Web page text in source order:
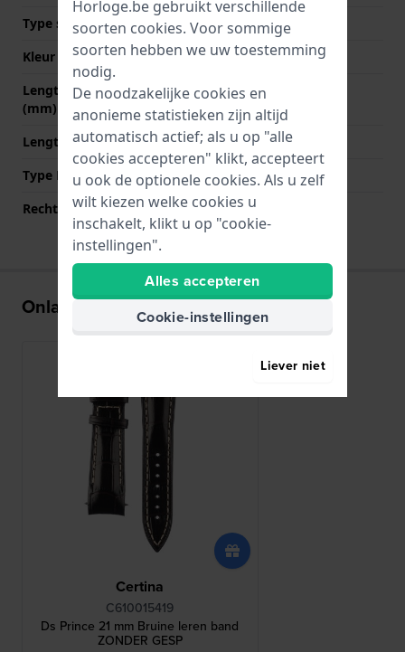
Type sluiting
Geen
Kleur sluiting
NVT
Lengte band op 12 uur
(mm)
75 mm
Lengte band op 6 uur (mm)
115 mm
Type Bevestiging
Bandpennen
Rechte aanzet
Nee
Onlangs bekeken
Certina
C610015419
Ds Prince 21 mm Bruine leren band
ZONDER GESP
Horloge.be gebruikt verschillende
soorten cookies. Voor sommige
soorten hebben we uw toestemming
nodig.
De noodzakelijke cookies en
anonieme statistieken zijn altijd
automatisch actief; als u op "alle
cookies accepteren" klikt, accepteert
u ook de optionele cookies. Als u zelf
wilt kiezen welke cookies u
inschakelt, klikt u op "cookie-
instellingen".
Alles accepteren
Cookie-instellingen
Liever niet